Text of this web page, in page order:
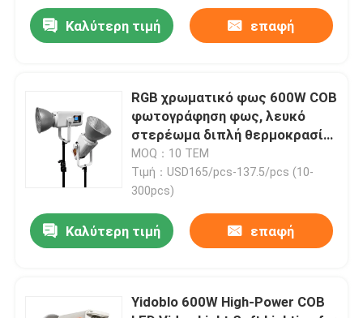
Έλεγχος ποιότητας
Επικοινωνήστε μαζί μας
Τηλεοπτικά φω'τα στούντιο οδηγήσεων
Καλύτερη τιμή επαφή
RGB χρωματικό φως 600W COB
φωτογράφηση φως, λευκό
στερέωμα διπλή θερμοκρασία
χρώματος 2700k-6500k
MOQ：10 ΤΕΜ
Τιμή：USD165/pcs-137.5/pcs (10-
300pcs)
Καλύτερη τιμή επαφή
Yidoblo 600W High-Power COB